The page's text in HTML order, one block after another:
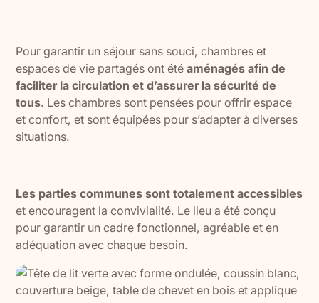
Pour garantir un séjour sans souci, chambres et
espaces de vie partagés ont étéaménagés afin de
faciliter la circulation et d’assurer la sécurité de
tous. Les chambres sont pensées pour offrir espace
et confort, et sont équipées pour s’adapter à diverses
situations.
Les parties communes sont totalement accessibles
et encouragent la convivialité. Le lieu a été conçu
pour garantir un cadre fonctionnel, agréable et en
adéquation avec chaque besoin.